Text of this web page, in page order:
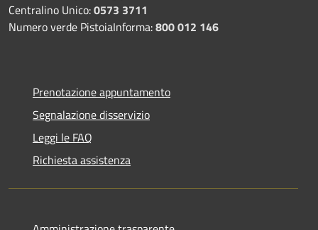
Centralino Unico:0573 3711
Numero verde PistoiaInforma:800 012 146
Prenotazione appuntamento
Segnalazione disservizio
Leggi le FAQ
Richiesta assistenza